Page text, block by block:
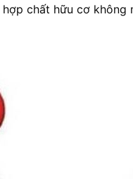
chất hữu cơ